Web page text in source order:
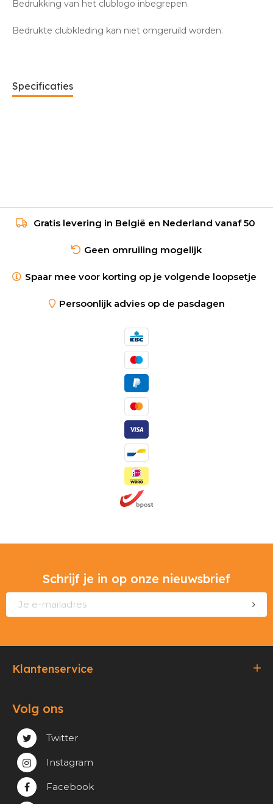
Bedrukking van het clublogo inbegrepen.
Bedrukte clubkleding kan niet omgeruild worden.
Specificaties
Gratis levering in België en Nederland vanaf 50
Geen omruiling mogelijk
Spaar mee voor korting op je volgende loopsetje
Persoonlijk advies op de pasdagen
Schrijf je in op onze nieuwsbrief
Klantenservice
Verzending & Afhaling
Privacy & cookie beleid
Volg ons
Twitter
Instagram
Facebook